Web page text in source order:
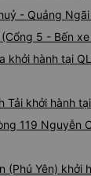
- Quảng
5 - Bến
khởi hành tại
Tải khởi hành
119 Nguyễn
(Phú Yên) khởi